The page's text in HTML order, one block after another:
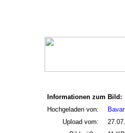
Informationen zum Bild:
Hochgeladen von:
Upload vom: